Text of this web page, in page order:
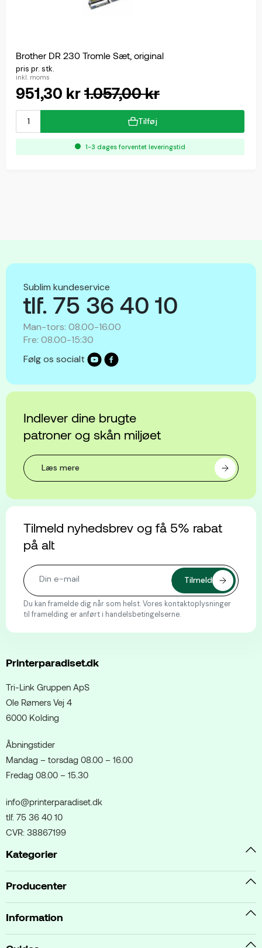
Brother DR 230 Tromle Sæt, original
pris pr. stk.
inkl. moms
951,30 kr1.057,00 kr
Tilføj
1-3 dages forventet leveringstid
Sublim kundeservice
tlf. 75 36 40 10
Man-tors: 08.00-16.00
Fre: 08.00-15:30
Følg os socialt
Indlever dine brugte
patroner og skån miljøet
Læs mere
Tilmeld nyhedsbrev og få 5% rabat
på alt
Du kan framelde dig når som helst. Vores kontaktoplysninger
til framelding er anført i handelsbetingelserne.
Printerparadiset.dk
Tri-Link Gruppen ApS
Ole Rømers Vej 4
6000 Kolding
Åbningstider
Mandag – torsdag 08.00 – 16.00
Fredag 08.00 – 15.30
info@printerparadiset.dk
tlf. 75 36 40 10
CVR: 38867199
Kategorier
Producenter
Information